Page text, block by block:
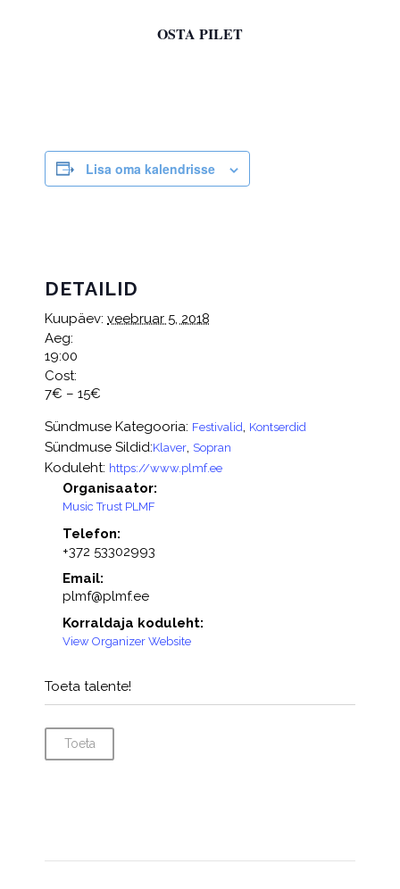
OSTA PILET
Lisa oma kalendrisse
DETAILID
Kuupäev: veebruar 5, 2018
Aeg:
19:00
Cost:
7€ – 15€
Sündmuse Kategooria: Festivalid Kontserdid
Sündmuse Sildid:Klaver Sopran
Koduleht: https://www.plmf.ee
Organisaator:
Music Trust PLMF
Telefon:
+372 53302993
Email:
plmf@plmf.ee
Korraldaja koduleht:
View Organizer Website
Toeta talente!
Toeta